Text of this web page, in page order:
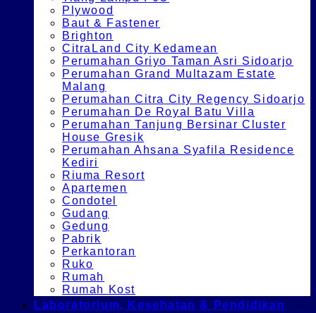
Plywood
Baut & Fastener
Brighton
CitraLand City Kedamean
Perumahan Griyo Taman Asri Sidoarjo
Perumahan Grand Multazam Estate
Malang
Perumahan Citra City Regency Sidoarjo
Perumahan De Royal Batu Villa
Perumahan Tanjung Bersinar Cluster
House Gresik
Perumahan Ahsana Syafila Residence
Kediri
Riuma Resort
Apartemen
Condotel
Gudang
Gedung
Pabrik
Perkantoran
Ruko
Rumah
Rumah Kost
Laboratorium, Kesehatan & Pendidikan